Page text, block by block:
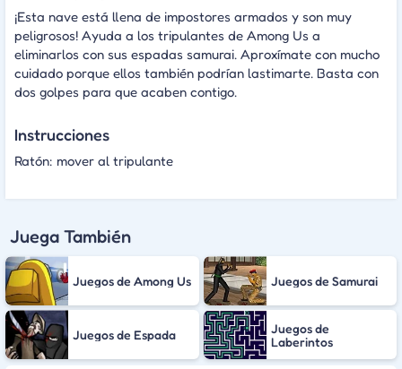
¡Esta nave está llena de impostores armados y son muy
peligrosos! Ayuda a los tripulantes de Among Us a
eliminarlos con sus espadas samurai. Aproxímate con mucho
cuidado porque ellos también podrían lastimarte. Basta con
dos golpes para que acaben contigo.
Instrucciones
Ratón: mover al tripulante
Juega También
Juegos de Among Us Juegos de Samurai
Juegos de Espada
Juegos de
Laberintos